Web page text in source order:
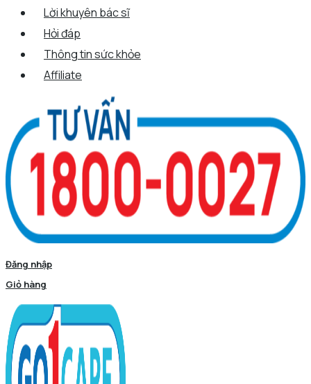
Lời khuyên bác sĩ
Hỏi đáp
Thông tin sức khỏe
Affiliate
Đăng nhập
Giỏ hàng